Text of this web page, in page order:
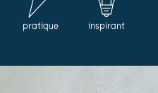
pratique inspirant